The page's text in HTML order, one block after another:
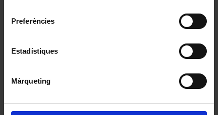
Preferències
Estadístiques
Màrqueting